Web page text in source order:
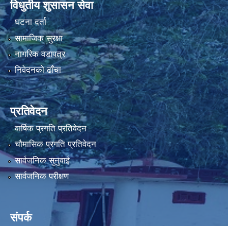
विधुतीय शुसासन सेवा
घटना दर्ता
सामाजिक सुरक्षा
नागरिक वडापत्र
निवेदनको ढाँचा
प्रतिवेदन
वार्षिक प्रगति प्रतिवेदन
चौमासिक प्रगति प्रतिवेदन
सार्वजनिक सुनुवाई
सार्वजनिक परीक्षण
संपर्क